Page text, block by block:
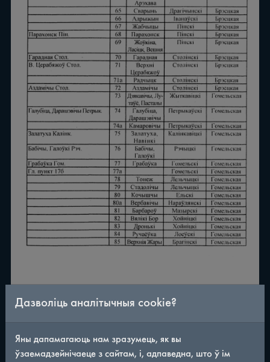
◀ / 352
Дазволіць аналітычныя cookie?
Яны дапамагаюць нам зразумець, як вы
ўзаемадзейнічаеце з сайтам, і, адпаведна, што ў ім